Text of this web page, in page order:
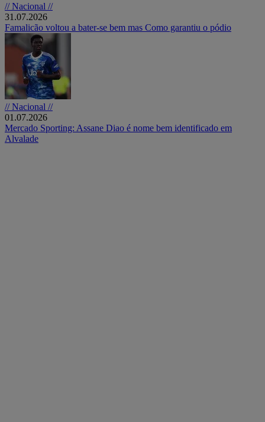
// Nacional //
31.07.2026
Famalicão voltou a bater-se bem mas Como garantiu o pódio
// Nacional //
01.07.2026
Mercado Sporting: Assane Diao é nome bem identificado em
Alvalade